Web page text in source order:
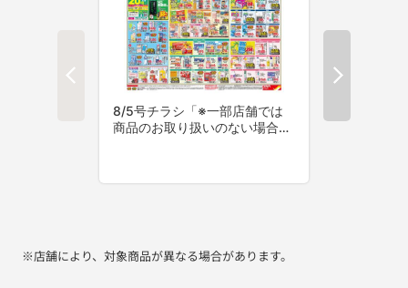
※店舗により、対象商品が異なる場合があります。